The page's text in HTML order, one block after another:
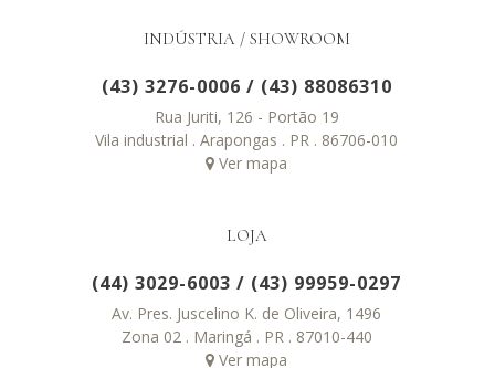
INDÚSTRIA / SHOWROOM
(43) 3276-0006 / (43) 88086310
Rua Juriti, 126 - Portão 19
Vila industrial . Arapongas . PR . 86706-010
Ver mapa
LOJA
(44) 3029-6003 / (43) 99959-0297
Av. Pres. Juscelino K. de Oliveira, 1496
Zona 02 . Maringá . PR . 87010-440
Ver mapa